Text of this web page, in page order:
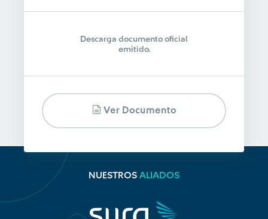
Descarga documento oficial
emitido.
Ver Documento
NUESTROS ALIADOS